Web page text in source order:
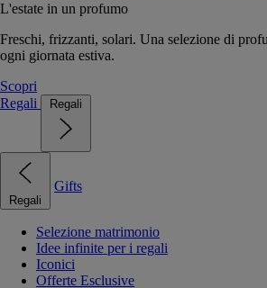
L'estate in un profumo
Freschi, frizzanti, solari. Una selezione di
ogni giornata estiva.
Scopri
Regali
Regali
Regali
Gifts
Selezione matrimonio
Idee infinite per i regali
Iconici
Offerte Esclusive